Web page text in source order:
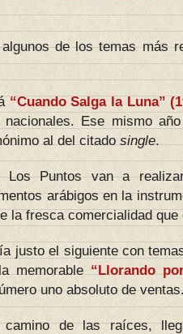
de los temas más
“Cuando Salga la Luna”
nacionales. Ese mismo
al del citadosingle.
Puntos van a
arábigos en la
la fresca comercialidad
justo el siguiente con
memorable“Llorando
uno absoluto de
de las raíces,